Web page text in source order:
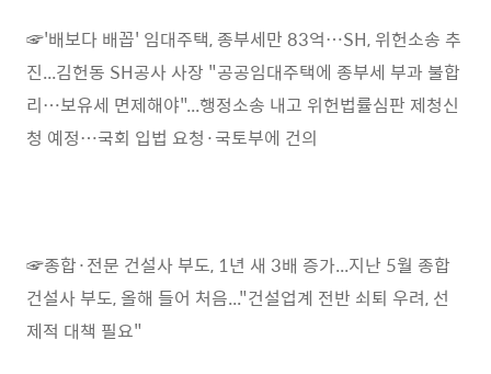
☞'배보다 배꼽' 임대주택, 종부세만 83억…SH, 위헌소송 추
진...김헌동 SH공사 사장 "공공임대주택에 종부세 부과 불합
리…보유세 면제해야"...행정소송 내고 위헌법률심판 제청신
청 예정…국회 입법 요청·국토부에 건의
☞종합·전문 건설사 부도, 1년 새 3배 증가...지난 5월 종합
건설사 부도, 올해 들어 처음..."건설업계 전반 쇠퇴 우려, 선
제적 대책 필요"